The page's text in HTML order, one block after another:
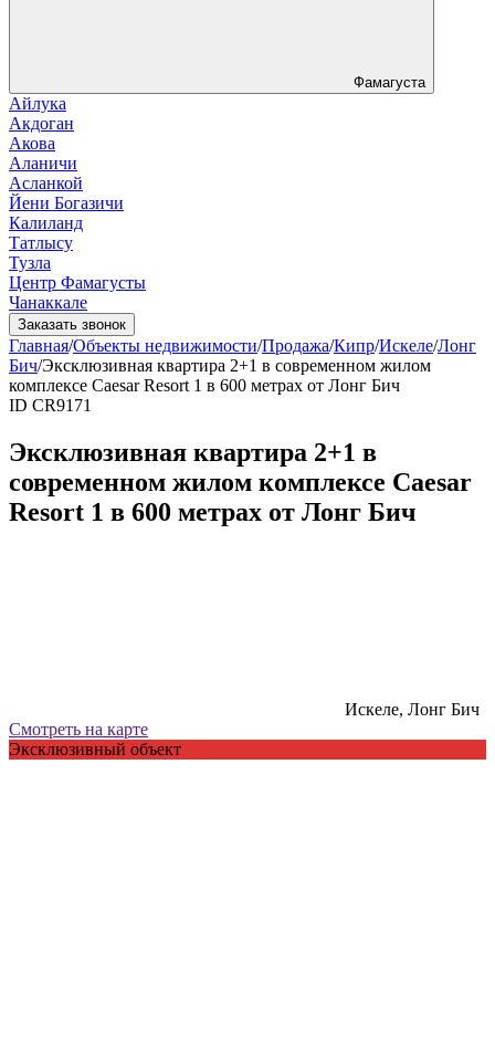
Фамагуста
Айлука
Акдоган
Акова
Аланичи
Асланкой
Йени Богазичи
Калиланд
Татлысу
Тузла
Центр Фамагусты
Чанаккале
Заказать звонок
Главная/Объекты недвижимости/Продажа/Кипр/Искеле/Лонг
Бич/Эксклюзивная квартира 2+1 в современном жилом
комплексе Caesar Resort 1 в 600 метрах от Лонг Бич
ID CR9171
Эксклюзивная квартира 2+1 в
современном жилом комплексе Caesar
Resort 1 в 600 метрах от Лонг Бич
Искеле, Лонг Бич
Смотреть на карте
Эксклюзивный объект